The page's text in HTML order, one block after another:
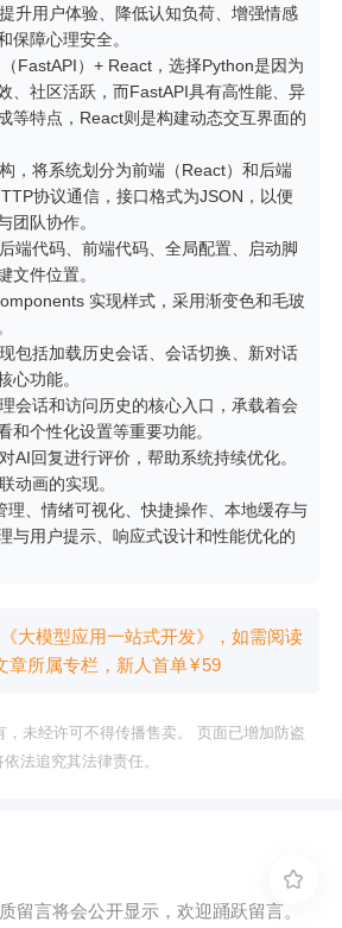
升用户体验、降低认知负荷、增强情感
保障心理安全。
FastAPI）+ React，选择Python是因为
、社区活跃，而FastAPI具有高性能、异
等特点，React则是构建动态交互界面的
，将系统划分为前端（React）和后端
协议通信，接口格式为JSON，以便
团队协作。
端代码、前端代码、全局配置、启动脚
文件位置。
实现样式，采用渐变色和毛玻
包括加载历史会话、会话切换、新对话
心功能。
会话和访问历史的核心入口，承载着会
和个性化设置等重要功能。
AI回复进行评价，帮助系统持续优化。
动画的实现。
理、情绪可视化、快捷操作、本地缓存与
与用户提示、响应式设计和性能优化的
大模型应用一站式开发》，如需阅读
章所属专栏 ，新⼈⾸单¥59
，未经许可不得传播售卖。 页面已增加防盗
法追究其法律责任。
留言将会公开显示，欢迎踊跃留言。
